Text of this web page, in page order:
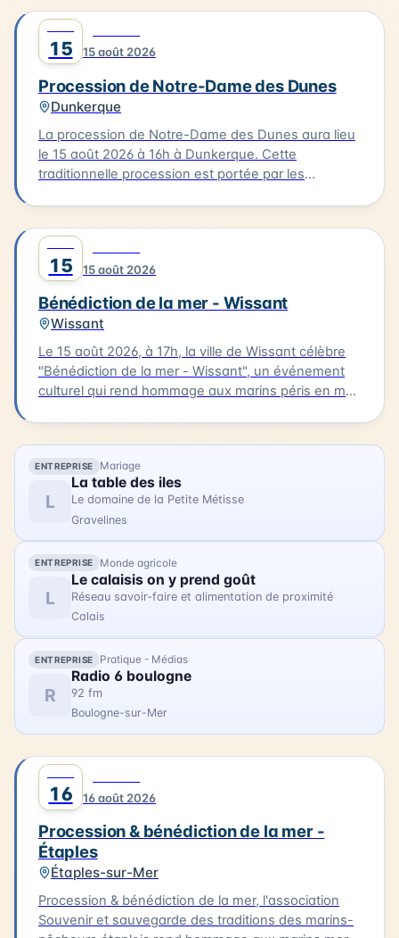
traditionnels jusqu'à la plage. L'homologue est
ensuite rendu aux marins disparus. Cette tradition
est une occasion pour les habitants de se
15 15 août 2026
Procession de Notre-Dame des Dunes
Dunkerque
La procession de Notre-Dame des Dunes aura lieu
le 15 août 2026 à 16h à Dunkerque. Cette
traditionnelle procession est portée par les
Notre-Dame des Dunes jusqu'au quai des Anglais.
Là, se déroule la bénédiction, suivie d'une sortie
des bateaux pour un dépôt de gerbe en mer.
15 15 août 2026
Bénédiction de la mer - Wissant
Wissant
Le 15 août 2026, à 17h, la ville de Wissant célèbre
"Bénédiction de la mer - Wissant", un événement
culturel qui rend hommage aux marins péris en mer.
déroulera la bénédiction. Cette cérémonie sera
accompagnée de chants et aura lieu en présence
de flobarts, bateaux de pêche traditionnels. Ce
moment de réflexion et de commémoration aura
lieu dans un cadre emblématique de la Côte
ENTREPRISE Mariage
L
La table des iles
Le domaine de la Petite Métisse
Gravelines
ENTREPRISE Monde agricole
L
Le calaisis on y prend goût
Réseau savoir-faire et alimentation de proximité
Calais
ENTREPRISE Pratique - Médias
R
Radio 6 boulogne
92 fm
Boulogne-sur-Mer
16 16 août 2026
Procession & bénédiction de la mer -
Étaples
Étaples-sur-Mer
Procession & bénédiction de la mer, l'association
Souvenir et sauvegarde des traditions des marins-